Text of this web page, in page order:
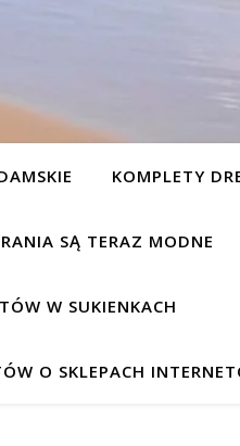
KOMPLETY
SĄ TERAZ MODNE
W SUKIENKACH
O SKLEPACH